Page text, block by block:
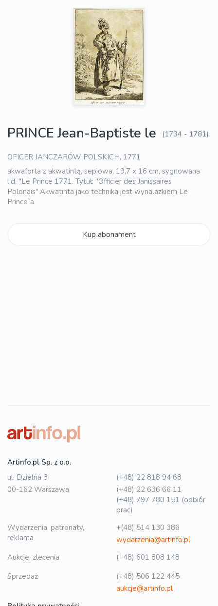
PRINCE Jean-Baptiste le (1734 - 1781)
OFICER JANCZARÓW POLSKICH, 1771
akwaforta z akwatintą, sepiowa, 19,7 x 16 cm, sygnowana
l.d. "Le Prince 1771. Tytuł: "Officier des Janissaires
Polonais".Akwatinta jako technika jest wynalazkiem Le
Prince`a
Kup abonament
Artinfo.pl Sp. z o.o.
ul. Dzielna 3
00-162 Warszawa
(+48) 22 818 94 68
(+48) 22 636 66 11
(+48) 797 780 151 (odbiór
prac)
Wydarzenia, patronaty,
reklama
+(48) 514 130 386
wydarzenia@artinfo.pl
Aukcje, zlecenia
(+48) 601 808 148
Sprzedaż
(+48) 506 122 445
aukcje@artinfo.pl